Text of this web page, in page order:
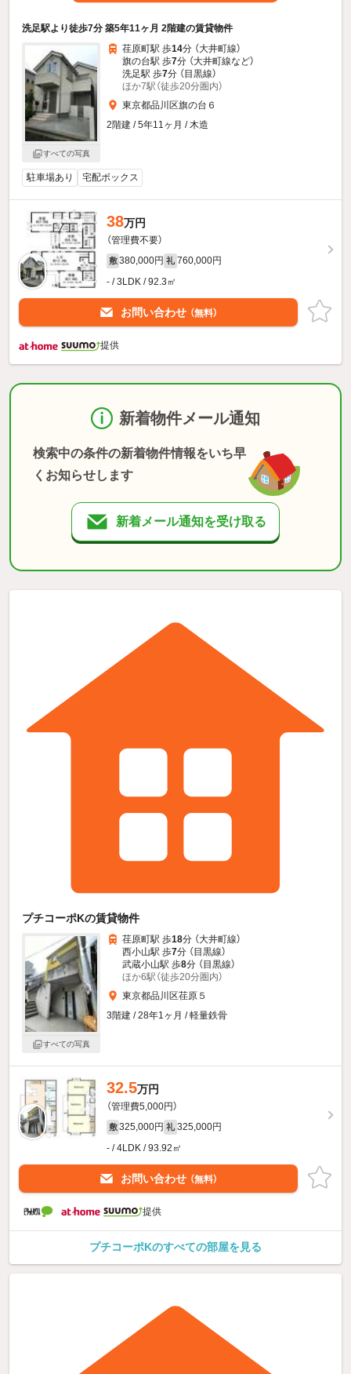
洗足駅より徒歩7分 築5年11ヶ月 2階建の賃貸物件
すべての写真
荏原町駅 歩14分 （大井町線）
旗の台駅 歩7分 （大井町線など）
洗足駅 歩7分 （目黒線）
ほか7駅（徒歩20分圏内）
東京都品川区旗の台６
2階建 / 5年11ヶ月 / 木造
駐車場あり 宅配ボックス
38万円
（管理費不要）
敷 380,000円 礼 760,000円
- / 3LDK / 92.3㎡
お問い合わせ （無料）
提供
新着物件メール通知
検索中の条件の新着物件情報をいち早
くお知らせします
新着メール通知を受け取る
プチコーポKの賃貸物件
すべての写真
荏原町駅 歩18分 （大井町線）
西小山駅 歩7分 （目黒線）
武蔵小山駅 歩8分 （目黒線）
ほか6駅（徒歩20分圏内）
東京都品川区荏原５
3階建 / 28年1ヶ月 / 軽量鉄骨
32.5万円
（管理費5,000円）
敷 325,000円 礼 325,000円
- / 4LDK / 93.92㎡
お問い合わせ （無料）
提供
プチコーポKのすべての部屋を見る